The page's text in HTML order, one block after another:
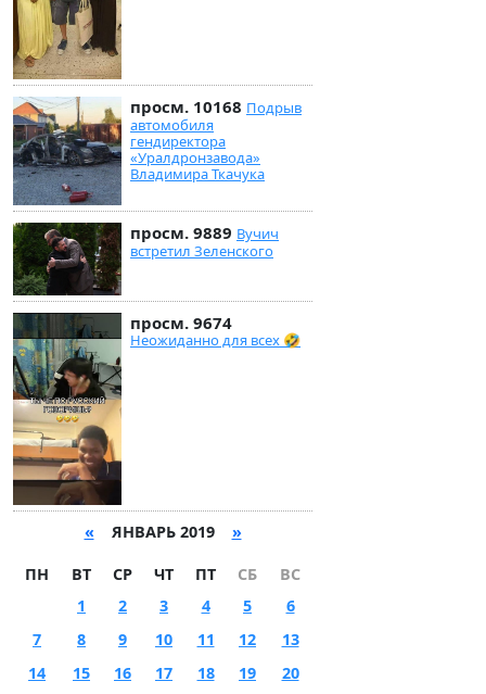
просм. 10168 Подрыв
автомобиля
гендиректора
«Уралдронзавода»
Владимира Ткачука
просм. 9889 Вучич
встретил Зеленского
просм. 9674
Неожиданно для всех 🤣
« ЯНВАРЬ 2019 »
ПН ВТ СР ЧТ ПТ СБ
ВС
1
2 3 4 5
6
7
8 9 10 11 12
13
14
15 16 17 18 19
20